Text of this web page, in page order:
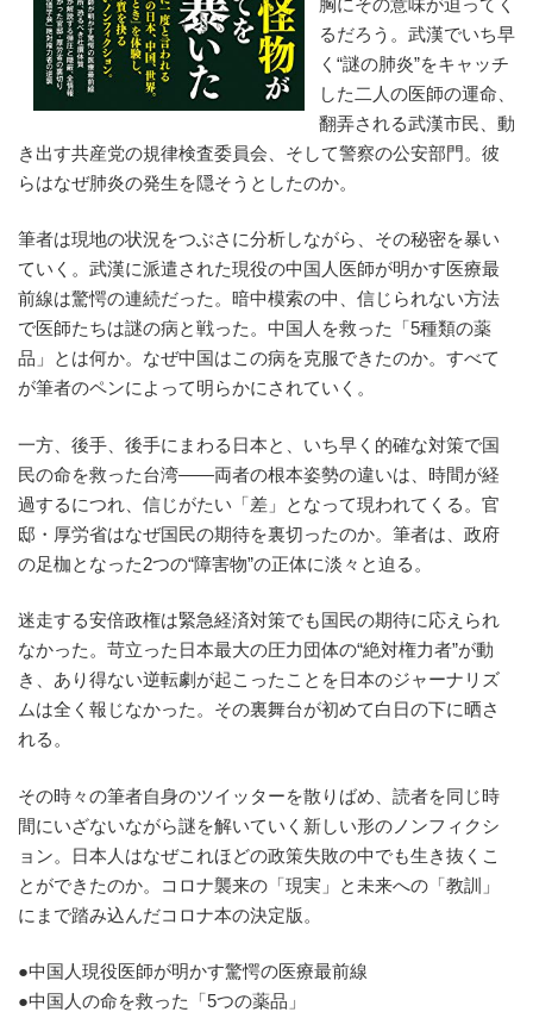
るだろう。武漢でいち早
く“謎の肺炎”をキャッチ
した二人の医師の運命、
翻弄される武漢市民、動
き出す共産党の規律検査委員会、そして警察の公安部門。彼
らはなぜ肺炎の発生を隠そうとしたのか。
筆者は現地の状況をつぶさに分析しながら、その秘密を暴い
ていく。武漢に派遣された現役の中国人医師が明かす医療最
前線は驚愕の連続だった。暗中模索の中、信じられない方法
で医師たちは謎の病と戦った。中国人を救った「5種類の薬
品」とは何か。なぜ中国はこの病を克服できたのか。すべて
が筆者のペンによって明らかにされていく。
一方、後手、後手にまわる日本と、いち早く的確な対策で国
民の命を救った台湾――両者の根本姿勢の違いは、時間が経
過するにつれ、信じがたい「差」となって現われてくる。官
邸・厚労省はなぜ国民の期待を裏切ったのか。筆者は、政府
の足枷となった2つの“障害物”の正体に淡々と迫る。
迷走する安倍政権は緊急経済対策でも国民の期待に応えられ
なかった。苛立った日本最大の圧力団体の“絶対権力者”が動
き、あり得ない逆転劇が起こったことを日本のジャーナリズ
ムは全く報じなかった。その裏舞台が初めて白日の下に晒さ
れる。
その時々の筆者自身のツイッターを散りばめ、読者を同じ時
間にいざないながら謎を解いていく新しい形のノンフィクシ
ョン。日本人はなぜこれほどの政策失敗の中でも生き抜くこ
とができたのか。コロナ襲来の「現実」と未来への「教訓」
にまで踏み込んだコロナ本の決定版。
●中国人現役医師が明かす驚愕の医療最前線
●中国人の命を救った「5つの薬品」